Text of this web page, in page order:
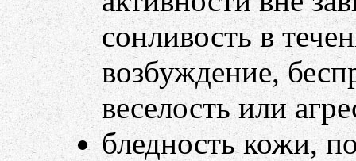
сонливость в
возбуждение,
веселость или
бледность кожи,